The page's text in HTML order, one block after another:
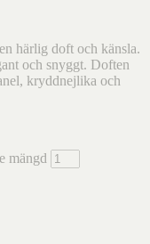
härlig doft och känsla.
och snyggt. Doften
kryddnejlika och
mängd